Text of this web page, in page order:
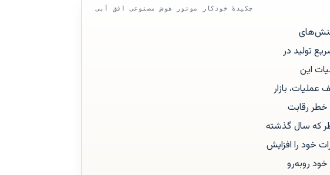
چکیدهٔ خودکار موتور هوش مصنوعی افق آبی
تنش‌های
تولید در
این
بازار
خطر رقابت
که سال گذشته
خود را افزایش
روبه‌رو